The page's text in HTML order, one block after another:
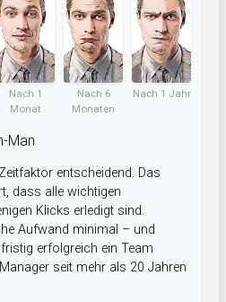
Nach 1
Monat
Nach 6
Monaten
Nach 1 Jahr
Man
entscheidend. Das
dass alle wichtigen
Klicks erledigt sind.
Aufwand minimal – und
erfolgreich ein Team
seit mehr als 20 Jahren